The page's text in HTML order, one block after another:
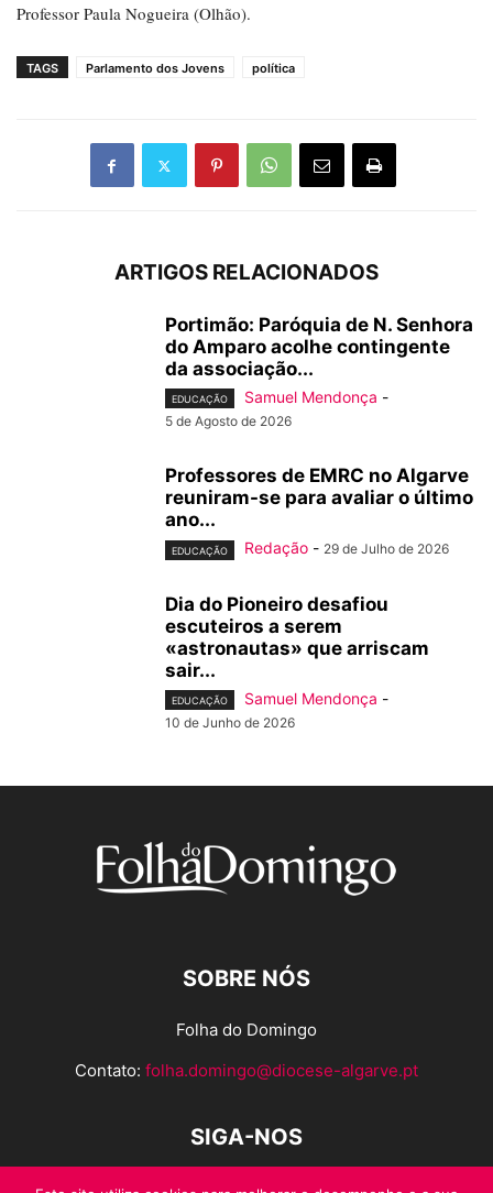
Professor Paula Nogueira (Olhão).
TAGS Parlamento dos Jovens política
ARTIGOS RELACIONADOS
Portimão: Paróquia de N. Senhora
do Amparo acolhe contingente
da associação...
EDUCAÇÃO Samuel Mendonça -
5 de Agosto de 2026
Professores de EMRC no Algarve
reuniram-se para avaliar o último
ano...
EDUCAÇÃO Redação - 29 de Julho de 2026
Dia do Pioneiro desafiou
escuteiros a serem
«astronautas» que arriscam
sair...
EDUCAÇÃO Samuel Mendonça -
10 de Junho de 2026
SOBRE NÓS
Folha do Domingo
Contato: folha.domingo@diocese-algarve.pt
SIGA-NOS